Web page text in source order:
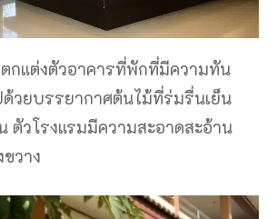
กแต่งตัวอาคารที่พักที่มีความทัน
วยบรรยากาศต้นไม้ที่ร่มรื่นเย็น
ตัวโรงแรมมีความสะอาดสะอ้าน
วาง